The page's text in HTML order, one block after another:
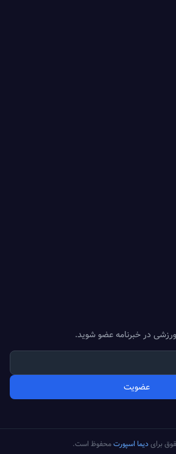
در خبرنامه عضو شوید.
عضویت
برایدیما اسپورتمحفوظ است.